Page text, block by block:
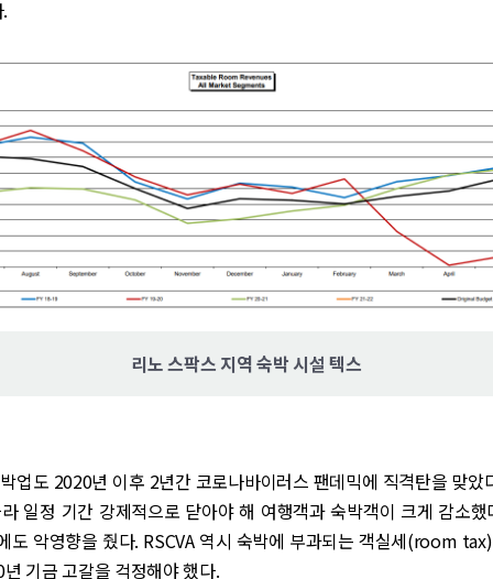
리노 스팍스 지역 숙박 시설 텍스
업도 2020년 이후 2년간 코로나바이러스 팬데믹에 직격탄을 맞았
일정 기간 강제적으로 닫아야 해 여행객과 숙박객이 크게 감소
도 악영향을 줬다. RSCVA 역시 숙박에 부과되는 객실세(room
기금 고갈을 걱정해야 했다.